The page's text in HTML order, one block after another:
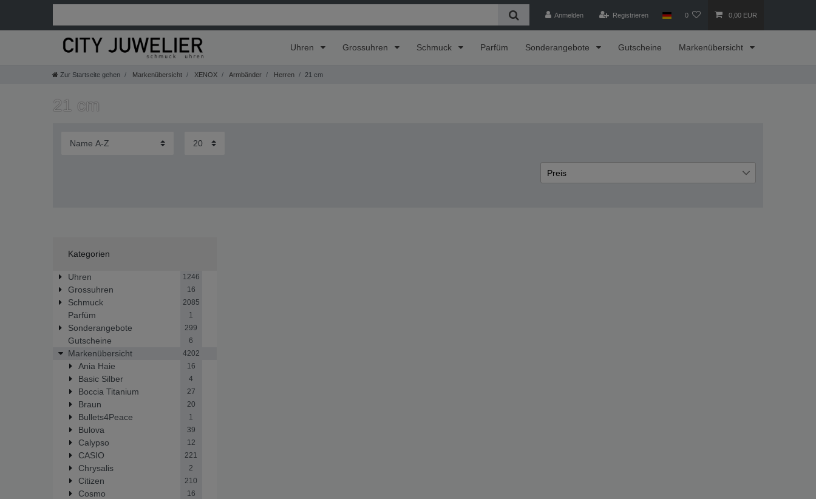
Anmelden Registrieren 0 0,00 EUR
Uhren Grossuhren Schmuck Parfüm Sonderangebote Gutscheine Markenübersicht
Zur Startseite gehen Markenübersicht XENOX Armbänder Herren 21 cm
21 cm
Preis
Kategorien
Uhren 1246
Grossuhren 16
Schmuck 2085
Parfüm 1
Sonderangebote 299
Gutscheine 6
Markenübersicht 4202
Ania Haie 16
Basic Silber 4
Boccia Titanium 27
Braun 20
Bullets4Peace 1
Bulova 39
Calypso 12
CASIO 221
Chrysalis 2
Citizen 210
Cosmo 16